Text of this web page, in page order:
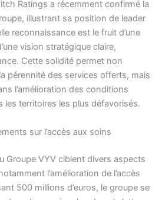
Ratings a récemment confirmé la
illustrant sa position de leader
reconnaissance est le fruit d’une
vision stratégique claire,
Cette solidité permet non
pérennité des services offerts, mais
l’amélioration des conditions
les territoires les plus défavorisés.
sur l’accès aux soins
Groupe VYV ciblent divers aspects
l’amélioration de l’accès
500 millions d’euros, le groupe se